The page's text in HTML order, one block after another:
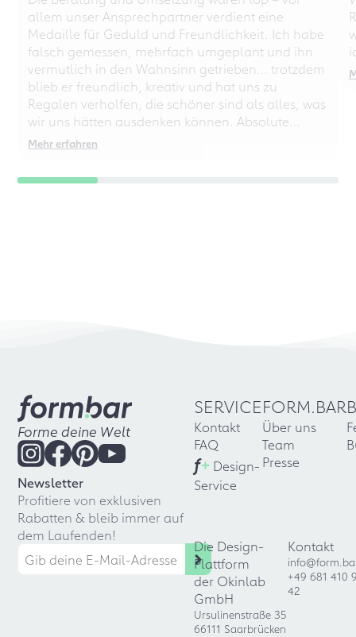
allem unser Ansprechpartner verdient eine
Medaille für Geduld und Freundlichkeit. Ich habe
falsch gemessen, mehrfach umgeplant und ihn
vermutlich in den Wahnsinn getrieben… trotzdem
blieb er freundlich, kreativ und hat uns zu
Regalen verholfen, die schöner sind als alles, was
wir uns hätten ausdenken können. Absolute
Empfehlung – auch für chaotische
Mehr erfahren
Forme deine Welt
Newsletter
Profitiere von exklusiven
Rabatten & bleib immer auf
dem Laufenden!
SERVICE
Kontakt
FAQ
f+ Design-
Service
FORM.BAR
Über uns
Team
Presse
Die Design-
Plattform
der Okinlab
GmbH
Ursulinenstraße 35
66111 Saarbrücken
Kontakt
+49 681 410
42